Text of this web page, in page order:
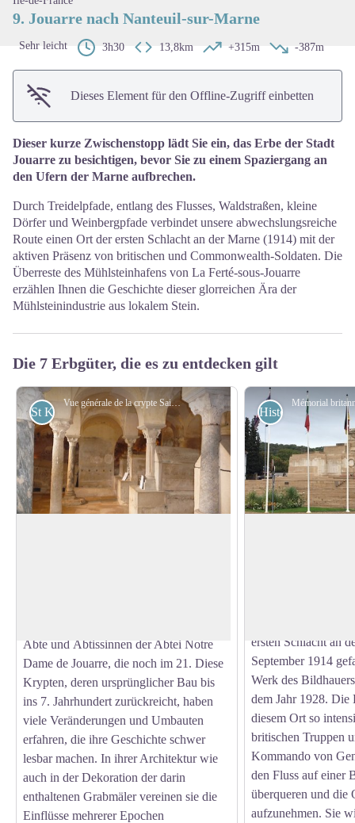
9. Jouarre nach Nanteuil-sur-Marne
Sehr leicht 3h30 13,8km +315m -387m
Dieses Element für den Offline-Zugriff einbetten
Dieser kurze Zwischenstopp lädt Sie ein, das Erbe der Stadt
Jouarre zu besichtigen, bevor Sie zu einem Spaziergang an
den Ufern der Marne aufbrechen.
Durch Treidelpfade, entlang des Flusses, Waldstraßen, kleine
Dörfer und Weinbergpfade verbindet unsere abwechslungsreiche
Route einen Ort der ersten Schlacht an der Marne (1914) mit der
aktiven Präsenz von britischen und Commonwealth-Soldaten. Die
Überreste des Mühlsteinhafens von La Ferté-sous-Jouarre
erzählen Ihnen die Geschichte dieser glorreichen Ära der
Mühlsteinindustrie aus lokalem Stein.
Die 7 Erbgüter, die es zu entdecken gilt
Vue générale de la crypte Saint-Paul - Association Colomban en Brie
St Kolumban
Äbte und Äbtissinnen der Abtei Notre
Dame de Jouarre, die noch im 21. Diese
Krypten, deren ursprünglicher Bau bis
ins 7. Jahrhundert zurückreicht, haben
viele Veränderungen und Umbauten
erfahren, die ihre Geschichte schwer
lesbar machen. In ihrer Architektur wie
auch in der Dekoration der darin
enthaltenen Grabmäler vereinen sie die
Einflüsse mehrerer Epochen
Historisch
ersten Schlacht an
September 1914
Werk des
dem Jahr 1928. Die
diesem Ort so
britischen Truppen
Kommando von
den Fluss auf einer
überqueren und die
aufzunehmen. Sie